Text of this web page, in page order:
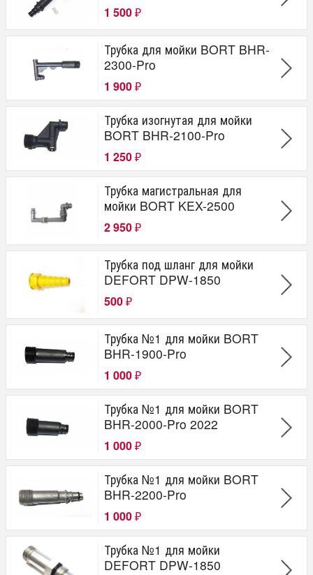
1 500 ₽
Трубка для мойки BORT BHR-
2300-Pro
1 900 ₽
Трубка изогнутая для мойки
BORT BHR-2100-Pro
1 250 ₽
Трубка магистральная для
мойки BORT KEX-2500
2 950 ₽
Трубка под шланг для мойки
DEFORT DPW-1850
500 ₽
Трубка №1 для мойки BORT
BHR-1900-Pro
1 000 ₽
Трубка №1 для мойки BORT
BHR-2000-Pro 2022
1 000 ₽
Трубка №1 для мойки BORT
BHR-2200-Pro
1 000 ₽
Трубка №1 для мойки
DEFORT DPW-1850